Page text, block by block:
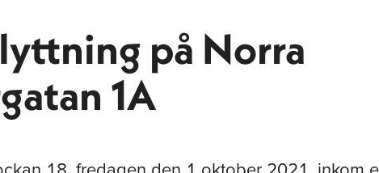
på Norra
1A